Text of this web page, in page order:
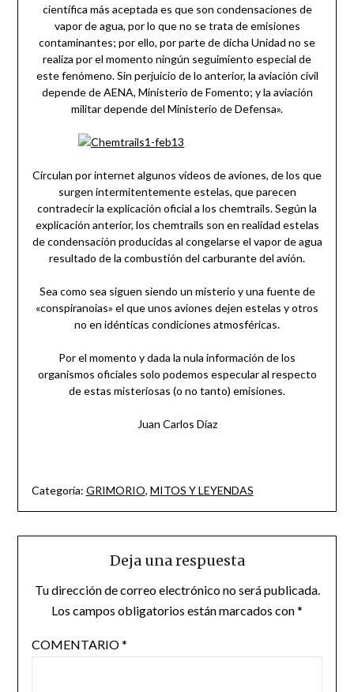
científica más aceptada es que son condensaciones de
vapor de agua, por lo que no se trata de emisiones
contaminantes; por ello, por parte de dicha Unidad no se
realiza por el momento ningún seguimiento especial de
este fenómeno. Sin perjuicio de lo anterior, la aviación civil
depende de AENA, Ministerio de Fomento; y la aviación
militar depende del Ministerio de Defensa».
Circulan por internet algunos vídeos de aviones, de los que
surgen intermitentemente estelas, que parecen
contradecir la explicación oficial a los chemtrails. Según la
explicación anterior, los chemtrails son en realidad estelas
de condensación producidas al congelarse el vapor de agua
resultado de la combustión del carburante del avión.
Sea como sea siguen siendo un misterio y una fuente de
«conspiranoias» el que unos aviones dejen estelas y otros
no en idénticas condiciones atmosféricas.
Por el momento y dada la nula información de los
organismos oficiales solo podemos especular al respecto
de estas misteriosas (o no tanto) emisiones.
Juan Carlos Díaz
Categoría: GRIMORIO, MITOS Y LEYENDAS
Deja una respuesta
Tu dirección de correo electrónico no será publicada.
Los campos obligatorios están marcados con*
COMENTARIO*